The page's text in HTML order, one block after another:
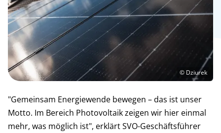
© Dziurek
"Gemeinsam Energiewende bewegen – das ist unser
Motto. Im Bereich Photovoltaik zeigen wir hier einmal
mehr, was möglich ist", erklärt SVO-Geschäftsführer